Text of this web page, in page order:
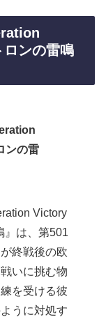
ンの雷鳴
ンの雷
Victory
』は、第501
終戦後の欧
いに挑む物
を受ける彼
うに対処す